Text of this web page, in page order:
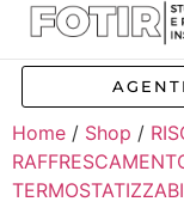
Home / Shop /